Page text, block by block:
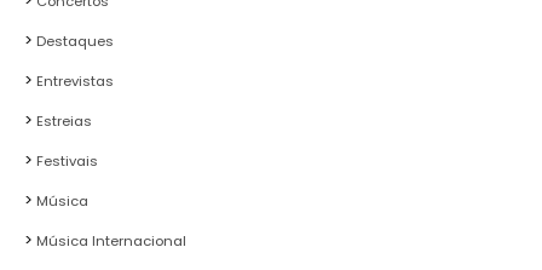
Destaques
Entrevistas
Estreias
Festivais
Música
Música Internacional